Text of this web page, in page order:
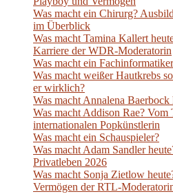
Was macht ein Chirurg?
im Überblick
Was macht Tamina Kallert
Karriere der WDR-Moderatorin
Was macht ein
Was macht weißer Hautkrebs
er wirklich?
Was macht Annalena Baerbock
Was macht Addison Rae?
internationalen Popkünstlerin
Was macht ein Schauspieler?
Was macht Adam Sandler
Privatleben 2026
Was macht Sonja Zietlow
Vermögen der RTL-